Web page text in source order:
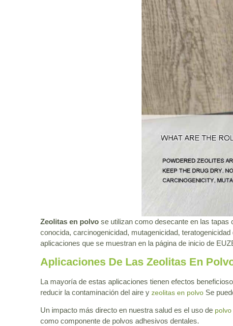
Zeolitas en polvo se utilizan como desecante en las
conocida, carcinogenicidad, mutagenicidad,
aplicaciones que se muestran en la página de inicio de
Aplicaciones De Las Zeolitas En
La mayoría de estas aplicaciones tienen efectos
reducir la contaminación del aire y zeolitas en polvo Se
Un impacto más directo en nuestra salud es el uso de
como componente de polvos adhesivos dentales.